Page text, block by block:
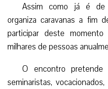
Assim como já é de
organiza caravanas a fim
participar deste
milhares de pessoas
O encontro pretende
seminaristas,